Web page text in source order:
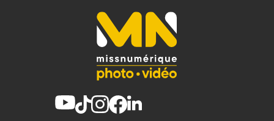
1x Bras d'extension D520
Offre valable jusqu'au 09-08-2026 inclus.
Code EAN Kit Pied Avenger C-Stand 33 avec jambe réglable :
Garantie 2 ans